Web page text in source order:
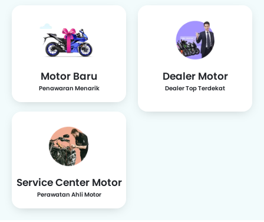
Triumph Harley Davidson
Husqvarna
Cleveland
Motor Baru
Penawaran Menarik
Dealer Motor
Dealer Top Terdekat
Service Center Motor
Perawatan Ahli Motor